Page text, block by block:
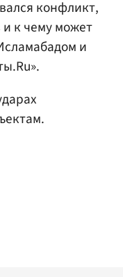
конфликт,
и к чему может
и